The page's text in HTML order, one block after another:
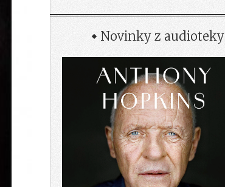
Novinky z audioteky